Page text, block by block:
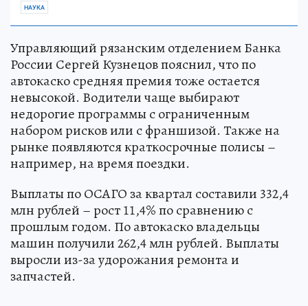
НАУКА
Управляющий рязанским отделением Банка
России Сергей Кузнецов пояснил, что по
автокаско средняя премия тоже остается
невысокой. Водители чаще выбирают
недорогие программы с ограниченным
набором рисков или с франшизой. Также на
рынке появляются краткосрочные полисы –
например, на время поездки.
Выплаты по ОСАГО за квартал составили 332,4
млн рублей – рост 11,4% по сравнению с
прошлым годом. По автокаско владельцы
машин получили 262,4 млн рублей. Выплаты
выросли из-за удорожания ремонта и
запчастей.